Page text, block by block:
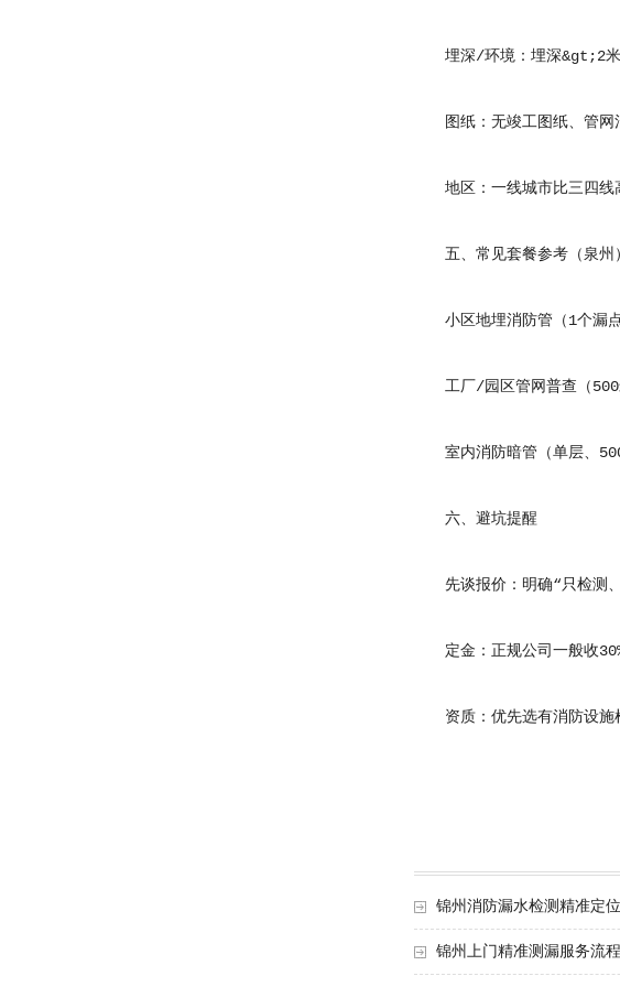
埋深/环境：埋深&gt;2米
图纸：无竣工图纸、管网
地区：一线城市比三四线
五、常见套餐参考（泉州）
小区地埋消防管（1个漏点
工厂/园区管网普查（500
室内消防暗管（单层、500
六、避坑提醒
先谈报价：明确“只检测、
定金：正规公司一般收
资质：优先选有消防设施
锦州消防漏水检测精准定
锦州上门精准测漏服务流